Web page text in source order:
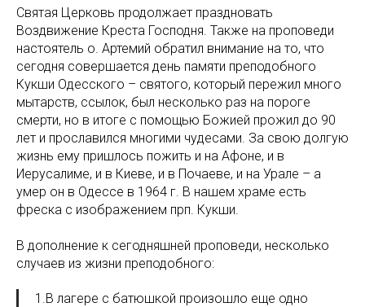
Святая Церковь продолжает праздновать
Воздвижение Креста Господня. Также на проповеди
настоятель о. Артемий обратил внимание на то, что
сегодня совершается день памяти преподобного
Кукши Одесского – святого, который пережил много
мытарств, ссылок, был несколько раз на пороге
смерти, но в итоге с помощью Божией прожил до 90
лет и прославился многими чудесами. За свою долгую
жизнь ему пришлось пожить и на Афоне, и в
Иерусалиме, и в Киеве, и в Почаеве, и на Урале – а
умер он в Одессе в 1964 г. В нашем храме есть
фреска с изображением прп. Кукши.
В дополнение к сегодняшней проповеди, несколько
случаев из жизни преподобного:
1.В лагере с батюшкой произошло еще одно